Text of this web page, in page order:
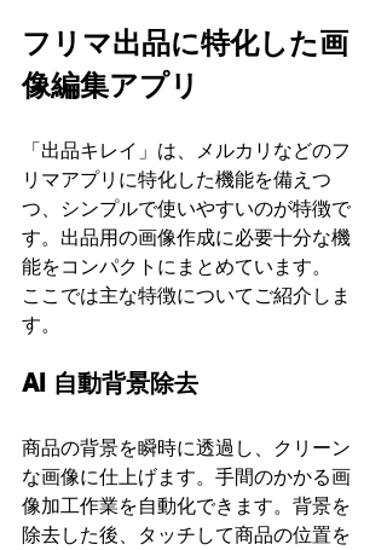
フリマ出品に特化した画
像編集アプリ
「出品キレイ」は、メルカリなどのフ
リマアプリに特化した機能を備えつ
つ、シンプルで使いやすいのが特徴で
す。出品用の画像作成に必要十分な機
能をコンパクトにまとめています。
ここでは主な特徴についてご紹介しま
す。
AI 自動背景除去
商品の背景を瞬時に透過し、クリーン
な画像に仕上げます。手間のかかる画
像加工作業を自動化できます。背景を
除去した後、タッチして商品の位置を